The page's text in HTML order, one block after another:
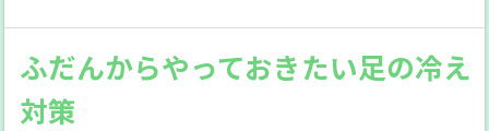
ふだんからやっておきたい足の冷え
対策